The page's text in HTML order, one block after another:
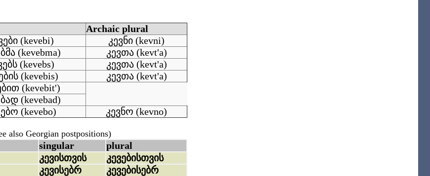
Archaic plural
(kevebi)
კევნი (kevni)
(kevebma)
კევთა (kevt'a)
(kevebs)
კევთა (kevt'a)
(kevebis)
კევთა (kevt'a)
(kevebit')
(kevebad)
(kevebo)
კევნო (kevno)
also Georgian postpositions)
singular
plural
კევისთვის
კევებისთვის
კევისებრ
კევებისებრ